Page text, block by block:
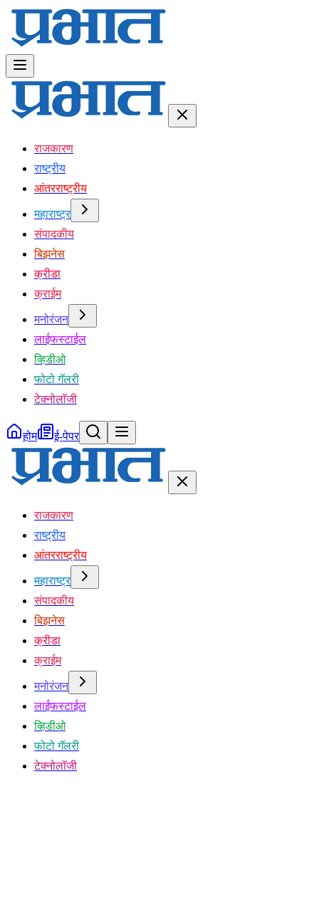
राजकारण
राष्ट्रीय
आंतरराष्ट्रीय
महाराष्ट्र
संपादकीय
बिझनेस
क्रीडा
क्राईम
मनोरंजन
लाईफस्टाईल
व्हिडीओ
फोटो गॅलरी
टेक्नोलॉजी
होम ई-पेपर
राजकारण
राष्ट्रीय
आंतरराष्ट्रीय
महाराष्ट्र
संपादकीय
बिझनेस
क्रीडा
क्राईम
मनोरंजन
लाईफस्टाईल
व्हिडीओ
फोटो गॅलरी
टेक्नोलॉजी